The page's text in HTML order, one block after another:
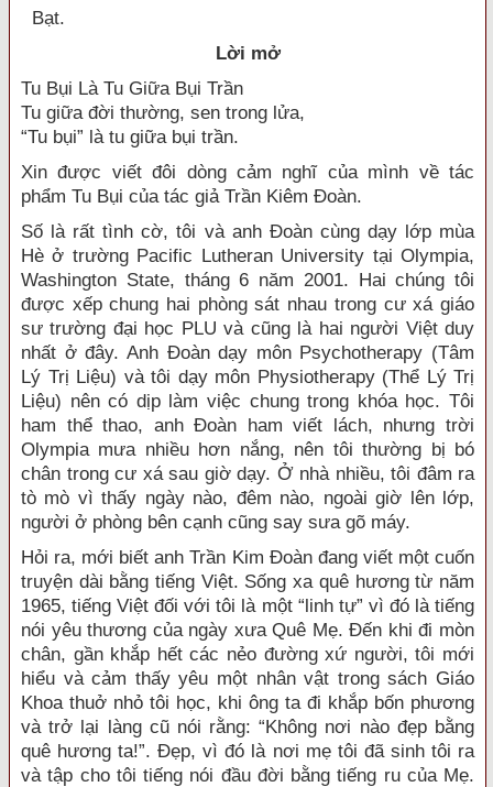
Bạt.
Lời mở
Tu Bụi Là Tu Giữa Bụi Trần
Tu giữa đời thường, sen trong lửa,
“Tu bụi” là tu giữa bụi trần.
Xin được viết đôi dòng cảm nghĩ của mình về tác
phẩm Tu Bụi của tác giả Trần Kiêm Đoàn.
Số là rất tình cờ, tôi và anh Đoàn cùng dạy lớp mùa
Hè ở trường Pacific Lutheran University tại Olympia,
Washington State, tháng 6 năm 2001. Hai chúng tôi
được xếp chung hai phòng sát nhau trong cư xá giáo
sư trường đại học PLU và cũng là hai người Việt duy
nhất ở đây. Anh Đoàn dạy môn Psychotherapy (Tâm
Lý Trị Liệu) và tôi dạy môn Physiotherapy (Thể Lý Trị
Liệu) nên có dịp làm việc chung trong khóa học. Tôi
ham thể thao, anh Đoàn ham viết lách, nhưng trời
Olympia mưa nhiều hơn nắng, nên tôi thường bị bó
chân trong cư xá sau giờ dạy. Ở nhà nhiều, tôi đâm ra
tò mò vì thấy ngày nào, đêm nào, ngoài giờ lên lớp,
người ở phòng bên cạnh cũng say sưa gõ máy.
Hỏi ra, mới biết anh Trần Kim Đoàn đang viết một cuốn
truyện dài bằng tiếng Việt. Sống xa quê hương từ năm
1965, tiếng Việt đối với tôi là một “linh tự” vì đó là tiếng
nói yêu thương của ngày xưa Quê Mẹ. Đến khi đi mòn
chân, gần khắp hết các nẻo đường xứ người, tôi mới
hiểu và cảm thấy yêu một nhân vật trong sách Giáo
Khoa thuở nhỏ tôi học, khi ông ta đi khắp bốn phương
và trở lại làng cũ nói rằng: “Không nơi nào đẹp bằng
quê hương ta!”. Đẹp, vì đó là nơi mẹ tôi đã sinh tôi ra
và tập cho tôi tiếng nói đầu đời bằng tiếng ru của Mẹ.